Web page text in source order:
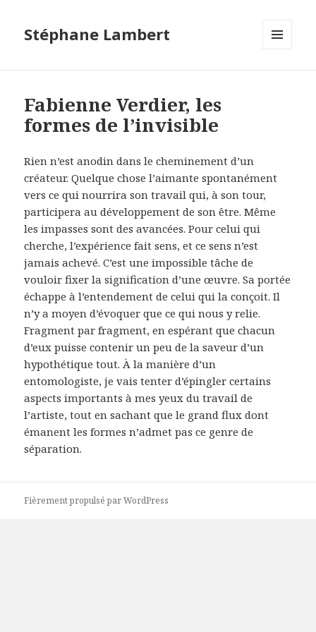
Stéphane Lambert
Fabienne Verdier, les
formes de l’invisible
Rien n’est anodin dans le cheminement d’un
créateur. Quelque chose l’aimante spontanément
vers ce qui nourrira son travail qui, à son tour,
participera au développement de son être. Même
les impasses sont des avancées. Pour celui qui
cherche, l’expérience fait sens, et ce sens n’est
jamais achevé. C’est une impossible tâche de
vouloir fixer la signification d’une œuvre. Sa portée
échappe à l’entendement de celui qui la conçoit. Il
n’y a moyen d’évoquer que ce qui nous y relie.
Fragment par fragment, en espérant que chacun
d’eux puisse contenir un peu de la saveur d’un
hypothétique tout. À la manière d’un
entomologiste, je vais tenter d’épingler certains
aspects importants à mes yeux du travail de
l’artiste, tout en sachant que le grand flux dont
émanent les formes n’admet pas ce genre de
séparation.
Fièrement propulsé par WordPress